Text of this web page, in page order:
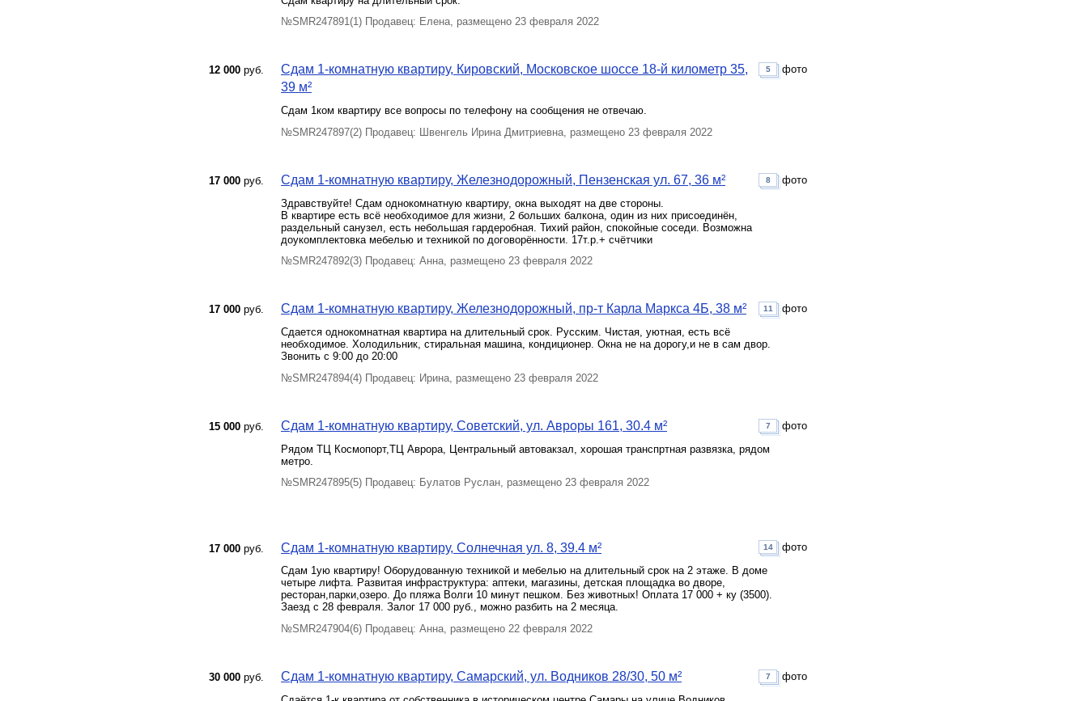
№SMR247891(1) Продавец: Елена, размещено 23 февраля 2022
12 000 руб.
Сдам 1-комнатную квартиру, Кировский, Московское шоссе 18-й километр 35,
39 м²
Сдам 1ком квартиру все вопросы по телефону на сообщения не отвечаю.
5 фото
№SMR247897(2) Продавец: Швенгель Ирина Дмитриевна, размещено 23 февраля 2022
17 000 руб. Сдам 1-комнатную квартиру, Железнодорожный, Пензенская ул. 67, 36 м²
Здравствуйте! Сдам однокомнатную квартиру, окна выходят на две стороны.
В квартире есть всё необходимое для жизни, 2 больших балкона, один из них присоединён,
раздельный санузел, есть небольшая гардеробная. Тихий район, спокойные соседи. Возможна
доукомплектовка мебелью и техникой по договорённости. 17т.р.+ счётчики
8 фото
№SMR247892(3) Продавец: Анна, размещено 23 февраля 2022
17 000 руб. Сдам 1-комнатную квартиру, Железнодорожный, пр-т Карла Маркса 4Б, 38 м²
Сдается однокомнатная квартира на длительный срок. Русским. Чистая, уютная, есть всё
необходимое. Холодильник, стиральная машина, кондиционер. Окна не на дорогу,и не в сам двор.
Звонить с 9:00 до 20:00
11 фото
№SMR247894(4) Продавец: Ирина, размещено 23 февраля 2022
15 000 руб. Сдам 1-комнатную квартиру, Советский, ул. Авроры 161, 30.4 м²
Рядом ТЦ Космопорт,ТЦ Аврора, Центральный автовакзал, хорошая транспртная развязка, рядом
метро.
7 фото
№SMR247895(5) Продавец: Булатов Руслан, размещено 23 февраля 2022
17 000 руб. Сдам 1-комнатную квартиру, Солнечная ул. 8, 39.4 м²
Сдам 1ую квартиру! Оборудованную техникой и мебелью на длительный срок на 2 этаже. В доме
четыре лифта. Развитая инфраструктура: аптеки, магазины, детская площадка во дворе,
ресторан,парки,озеро. До пляжа Волги 10 минут пешком. Без животных! Оплата 17 000 + ку (3500).
Заезд с 28 февраля. Залог 17 000 руб., можно разбить на 2 месяца.
14 фото
№SMR247904(6) Продавец: Анна, размещено 22 февраля 2022
30 000 руб. Сдам 1-комнатную квартиру, Самарский, ул. Водников 28/30, 50 м² 7 фото